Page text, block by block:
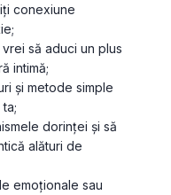
conexiune
vrei să aduci un plus
intimă;
și metode simple
dorinței și să
alături de
emoționale sau